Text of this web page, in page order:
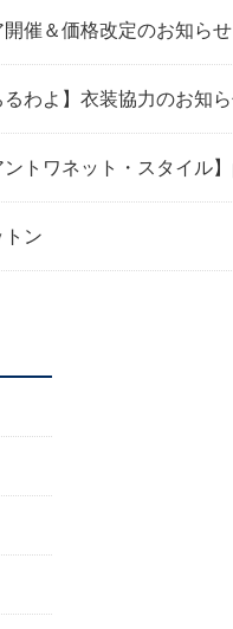
催＆価格改定のお知らせ
るわよ】衣装協力のお知
ントワネット・スタイル
ン